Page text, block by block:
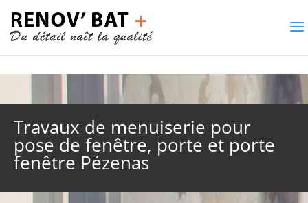
Travaux de menuiserie pour
pose de fenêtre, porte et porte
fenêtre Pézenas